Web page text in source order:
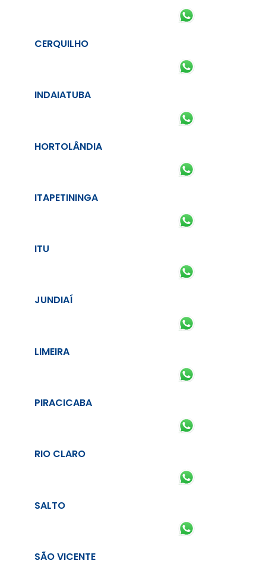
CERQUILHO
INDAIATUBA
HORTOLÂNDIA
ITAPETININGA
ITU
JUNDIAÍ
LIMEIRA
PIRACICABA
RIO CLARO
SALTO
SÃO VICENTE